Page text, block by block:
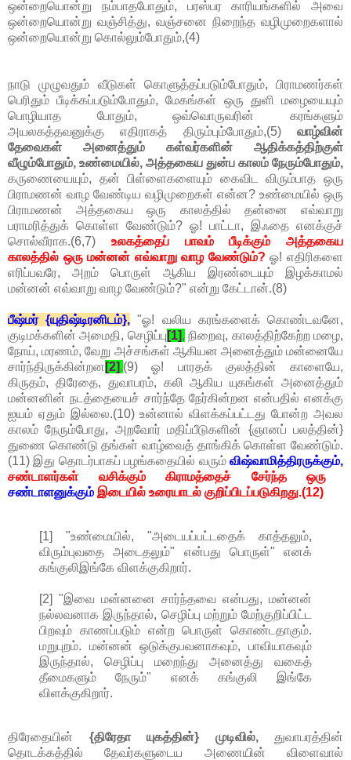
ஒன்றையொன்று நம்பாதபோதும், பரஸ்பர காரியங்களில் அவை
ஒன்றையொன்று வஞ்சித்து, வஞ்சனை நிறைந்த வழிமுறைகளால்
ஒன்றையொன்று கொல்லும்போதும்,(4)
நாடு முழுவதும் வீடுகள் கொளுத்தப்படும்போதும், பிராமணர்கள்
பெரிதும் பீடிக்கப்படும்போதும், மேகங்கள் ஒரு துளி மழையையும்
பொழியாத போதும், ஒவ்வொருவரின் கரங்களும்
அயலகத்தவனுக்கு எதிராகத் திரும்பும்போதும்,(5) வாழ்வின்
தேவைகள் அனைத்தும் கள்வர்களின் ஆதிக்கத்திற்குள்
வீழும்போதும், உண்மையில், அத்தகைய துன்ப காலம் நேரும்போதும்,
கருணையையும், தன் பிள்ளைகளையும் கைவிட விரும்பாத ஒரு
பிராமணன் வாழ வேண்டிய வழிமுறைகள் என்ன? உண்மையில் ஒரு
பிராமணன் அத்தகைய ஒரு காலத்தில் தன்னை எவ்வாறு
பராமரித்துக் கொள்ள வேண்டும்? ஓ! பாட்டா, இஃதை எனக்குச்
சொல்வீராக.(6,7) உலகத்தைப் பாவம் பீடிக்கும் அத்தகைய
காலத்தில் ஒரு மன்னன் எவ்வாறு வாழ வேண்டும்? ஓ! எதிரிகளை
எரிப்பவரே, அறம் பொருள் ஆகிய இரண்டையும் இழக்காமல்
மன்னன் எவ்வாறு வாழ வேண்டும்?" என்று கேட்டான்.(8)
பீஷ்மர் {யுதிஷ்டிரனிடம்}, "ஓ! வலிய கரங்களைக் கொண்டவனே,
குடிமக்களின் அமைதி, செழிப்பு [1], நிறைவு, காலத்திற்கேற்ற மழை,
நோய், மரணம், வேறு அச்சங்கள் ஆகியன அனைத்தும் மன்னையே
சார்ந்திருக்கின்றன [2].(9) ஓ! பாரதக் குலத்தின் காளையே,
கிருதம், திரேதை, துவாபரம், கலி ஆகிய யுகங்கள் அனைத்தும்
மன்னனின் நடத்தையைச் சார்ந்தே நேர்கின்றன என்பதில் எனக்கு
ஐயம் ஏதும் இல்லை.(10) உன்னால் விளக்கப்பட்டது போன்ற அவல
காலம் நேரும்போது, அறவோர் மதிப்பீடுகளின் {ஞானப் பலத்தின்}
துணை கொண்டு தங்கள் வாழ்வைத் தாங்கிக் கொள்ள வேண்டும்.
(11) இது தொடர்பாகப் பழங்கதையில் வரும் விஷ்வாமித்திரருக்கும்,
சண்டாளர்கள் வசிக்கும் கிராமத்தைச் சேர்ந்த ஒரு
சண்டாளனுக்கும் இடையில் உரையாடல் குறிப்பிடப்படுகிறது.(12)
[1] "உண்மையில், "அடையப்பட்டதைக் காத்தலும்,
விரும்புவதை அடைதலும்" என்பது பொருள்" எனக்
கங்குலிஇங்கே விளக்குகிறார்.
[2] "இவை மன்னனை சார்ந்தவை என்பது, மன்னன்
நல்லவனாக இருந்தால், செழிப்பு மற்றும் மேற்குறிப்பிட்ட
பிறவும் காணப்படும் என்ற பொருள் கொண்டதாகும்.
மறுபுறம். மன்னன் ஒடுக்குபவனாகவும், பாவியாகவும்
இருந்தால், செழிப்பு மறைந்து அனைத்து வகைத்
தீமைகளும் நேரும்" எனக் கங்குலி இங்கே
விளக்குகிறார்.
திரேதையின் {திரேதா யுகத்தின்} முடிவில்,துவாபரத்தின்
தொடக்கத்தில் தேவர்களுடைய அணையின் விளைவால்